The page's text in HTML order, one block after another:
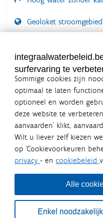
l
d
g
.
.
Geoloket
LOGIN VEREIST
surfervaring te
Sommige cookies zijn
optimaal te laten
optioneel en worden
deze website te
aanvaarden’ klikt,
Wilt u liever zelf kiezen
op ‘Cookievoorkeuren
privacy - en cookiebeleid
Alle
Enkel
officiële website van
overheid
uitgegeven door
Waterbeleid
De Coördinatiecommissie
bestuursniveaus die bij het
waterbedrijven nemen deel aan
samenwerking zorgt voor een
geïntegreerde aanpak van het
in Vlaanderen.